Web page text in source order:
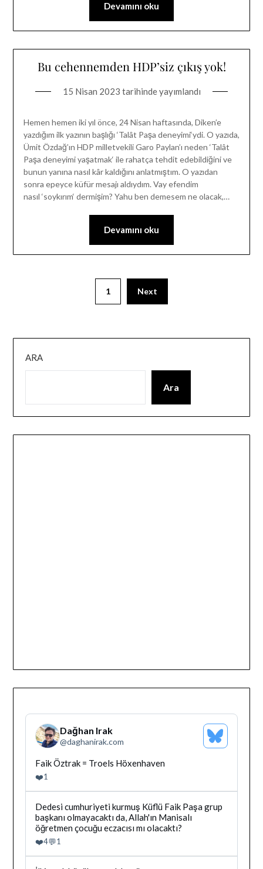
Devamını oku
Bu cehennemden HDP’siz çıkış yok!
15 Nisan 2023 tarihinde yayımlandı
Hemen hemen iki yıl önce, 24 Nisan haftasında, Diken’e
yazdığım ilk yazının başlığı ‘Talât Paşa deneyimi‘ydi. O yazıda,
Ümit Özdağ’ın HDP milletvekili Garo Paylan’ı neden ‘Talât
Paşa deneyimi yaşatmak‘ ile rahatça tehdit edebildiğini ve
bunun yanına nasıl kâr kaldığını anlatmıştım. O yazıdan
sonra epeyce küfür mesajı aldıydım. Vay efendim
nasıl ‘soykırım‘ dermişim? Yahu ben demesem ne olacak,…
Devamını oku
1 Next
ARA
Ara
Dağhan Irak
@daghanirak.com
Bluesky
Profilini
Bluesky'da
Dağhan
Irak
tarafindan
yazilan
gonderiyi
goruntule
Faik Öztrak = Troels Höxenhaven
❤️1
Bluesky'da
Dağhan
Irak
tarafindan
yazilan
gonderiyi
Dedesi cumhuriyeti kurmuş Küflü Faik Paşa grup
başkanı olmayacaktı da, Allah'ın Manisalı
öğretmen çocuğu eczacısı mı olacaktı?
❤️4💬1